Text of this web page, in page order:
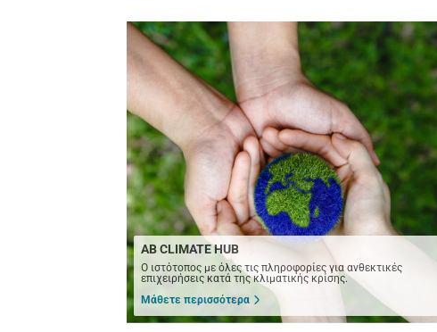
AB CLIMATE HUB
Ο ιστότοπος με όλες τις πληροφορίες για ανθεκτικές
επιχειρήσεις κατά της κλιματικής κρίσης.
Μάθετε περισσότερα